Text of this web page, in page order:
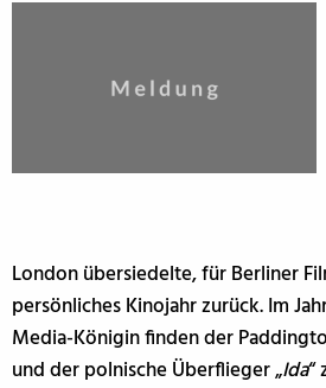
London übersiedelte, für Berliner
persönliches Kinojahr zurück. Im
Media-Königin finden der
und der polnische Überflieger „Ida“